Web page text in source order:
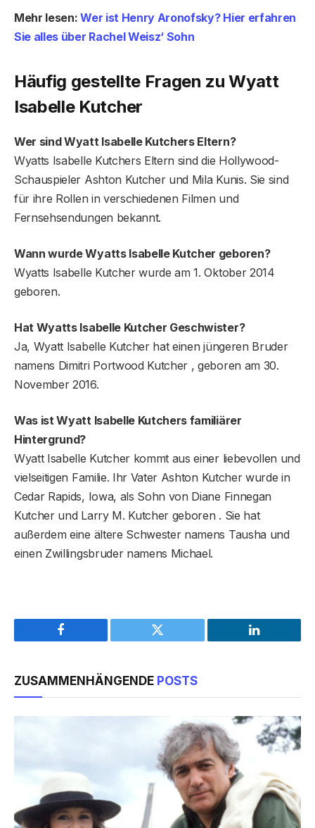
Mehr lesen:Wer ist Henry Aronofsky? Hier erfahren
Sie alles über Rachel Weisz‘ Sohn
Häufig gestellte Fragen zu Wyatt
Isabelle Kutcher
Wer sind Wyatt Isabelle Kutchers Eltern?
Wyatts Isabelle Kutchers Eltern sind die Hollywood-
Schauspieler Ashton Kutcher und Mila Kunis. Sie sind
für ihre Rollen in verschiedenen Filmen und
Fernsehsendungen bekannt.
Wann wurde Wyatts Isabelle Kutcher geboren?
Wyatts Isabelle Kutcher wurde am 1. Oktober 2014
geboren.
Hat Wyatts Isabelle Kutcher Geschwister?
Ja, Wyatt Isabelle Kutcher hat einen jüngeren Bruder
namens Dimitri Portwood Kutcher , geboren am 30.
November 2016.
Was ist Wyatt Isabelle Kutchers familiärer
Hintergrund?
Wyatt Isabelle Kutcher kommt aus einer liebevollen und
vielseitigen Familie. Ihr Vater Ashton Kutcher wurde in
Cedar Rapids, Iowa, als Sohn von Diane Finnegan
Kutcher und Larry M. Kutcher geboren . Sie hat
außerdem eine ältere Schwester namens Tausha und
einen Zwillingsbruder namens Michael.
Facebook Twitter LinkedIn
ZUSAMMENHÄNGENDE POSTS